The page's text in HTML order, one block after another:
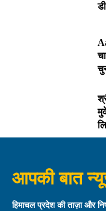
आपकी बात
हिमाचल प्रदेश की ताज़ा और